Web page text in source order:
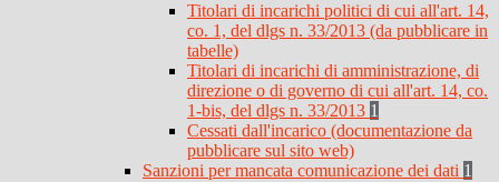
Titolari di incarichi politici di cui all'art. 14,
co. 1, del dlgs n. 33/2013 (da pubblicare in
tabelle)
Titolari di incarichi di amministrazione, di
direzione o di governo di cui all'art. 14, co.
1-bis, del dlgs n. 33/2013 1
Cessati dall'incarico (documentazione da
pubblicare sul sito web)
Sanzioni per mancata comunicazione dei dati 1